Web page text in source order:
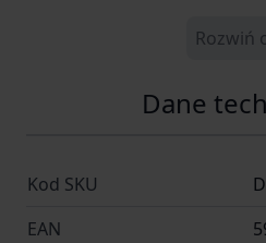
Rozwiń
Dane
Kod SKU
EAN